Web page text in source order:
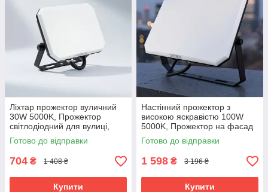
Ліхтар прожектор вуличний
30W 5000K, Прожектор
світлодіодний для вулиці,
Накладний прожектор
зовнішній, RYH
Готово до відправки
704 ₴ 1 408 ₴
Купити
Настінний прожектор з
високою яскравістю 100W
5000K, Прожектор на фасад
будинку, RYH
Готово до відправки
1 598 ₴ 3 196 ₴
Купити